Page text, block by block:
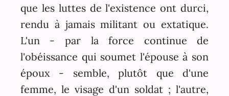
que les luttes de l'existence ont durci,
rendu à jamais militant ou extatique.
L'un - par la force continue de
l'obéissance qui soumet l'épouse à son
époux - semble, plutôt que d'une
femme, le visage d'un soldat ; l'autre,